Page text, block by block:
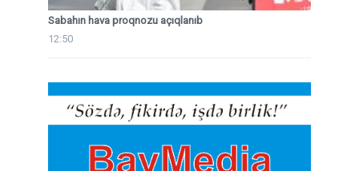
Sabahın hava proqnozu açıqlanıb
12:50